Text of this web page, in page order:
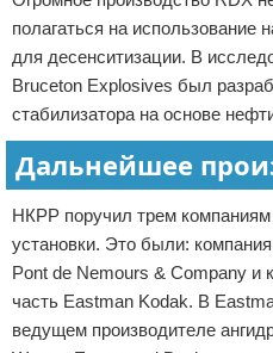
полагаться на использование
для десенситизации. В
Bruceton Explosives был
стабилизатора на основе
Дальнейшее
НКРР поручил трем
установки. Это были:
Pont de Nemours & Company и
часть Eastman Kodak. В
ведущем производителе